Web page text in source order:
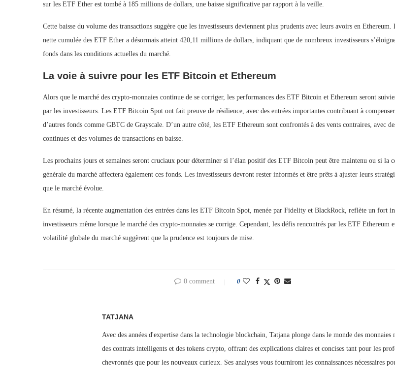
sur les ETF Ether est tombé à 185 millions de dollars, une baisse significative par rapport à la veille.
Cette baisse du volume des transactions suggère que les investisseurs deviennent plus prudents avec leurs avoirs en Ethereum.
nette cumulée des ETF Ether a désormais atteint 420,11 millions de dollars, indiquant que de nombreux investisseurs
fonds dans les conditions actuelles du marché.
La voie à suivre pour les ETF Bitcoin et Ethereum
Alors que le marché des crypto-monnaies continue de se corriger, les performances des ETF Bitcoin et Ethereum seront
par les investisseurs. Les ETF Bitcoin Spot ont fait preuve de résilience, avec des entrées importantes contribuant à
d’autres fonds comme GBTC de Grayscale. D’un autre côté, les ETF Ethereum sont confrontés à des vents contraires, avec
continues et des volumes de transactions en baisse.
Les prochains jours et semaines seront cruciaux pour déterminer si l’élan positif des ETF Bitcoin peut être maintenu ou si la
générale du marché affectera également ces fonds. Les investisseurs devront rester informés et être prêts à ajuster leurs
que le marché évolue.
En résumé, la récente augmentation des entrées dans les ETF Bitcoin Spot, menée par Fidelity et BlackRock, reflète un fort
investisseurs même lorsque le marché des crypto-monnaies se corrige. Cependant, les défis rencontrés par les ETF Ethereum
volatilité globale du marché suggèrent que la prudence est toujours de mise.
0 comment 0
TATJANA
Avec des années d'expertise dans la technologie blockchain, Tatjana plonge dans le monde des monnaies
des contrats intelligents et des tokens crypto, offrant des explications claires et concises tant pour les
chevronnés que pour les nouveaux curieux. Ses analyses vous fourniront les connaissances nécessaires